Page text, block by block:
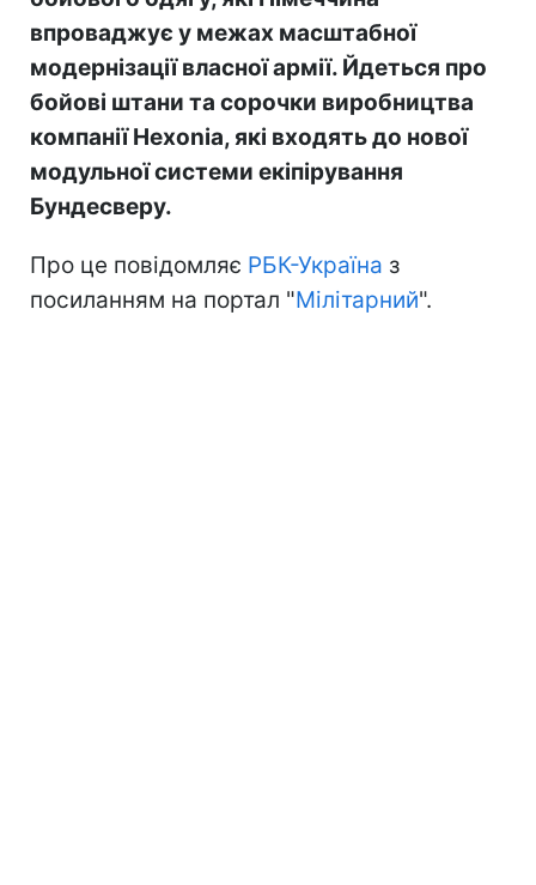
впроваджує у межах масштабної
модернізації власної армії. Йдеться про
бойові штани та сорочки виробництва
компанії Hexonia, які входять до нової
модульної системи екіпірування
Бундесверу.
Про це повідомляє РБК-Україна з
посиланням на портал "Мілітарний".